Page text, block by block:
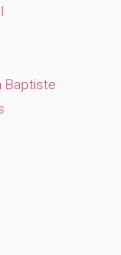
Baptiste